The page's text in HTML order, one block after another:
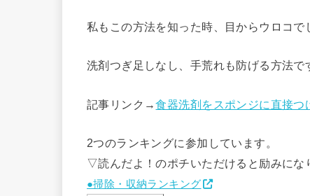
私もこの方法を知った時、目からウロコで
洗剤つぎ足しなし、手荒れも防げる方法
記事リンク→食器洗剤をスポンジに直接
2つのランキングに参加しています。
▽読んだよ！のポチいただけると励みにな
●掃除・収納ランキング